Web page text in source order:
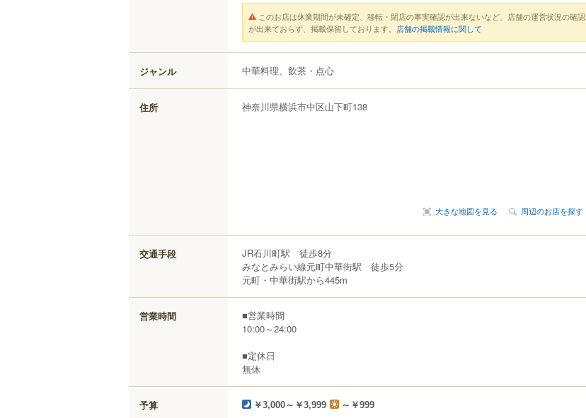
このお店は休業期間が未確定、移転・閉店の事実確認が出来ないなど、店舗の運営状況の確認
が出来ておらず、掲載保留しております。 店舗の掲載情報に関して
ジャンル 中華料理、飲茶・点心
住所 神奈川県横浜市中区山下町138
大きな地図を見る 周辺のお店を探す
交通手段
JR石川町駅 徒歩8分
みなとみらい線元町中華街駅 徒歩5分
元町・中華街駅から445m
営業時間
■営業時間
10:00～24:00
■定休日
無休
予算 ￥3,000～￥3,999 ～￥999